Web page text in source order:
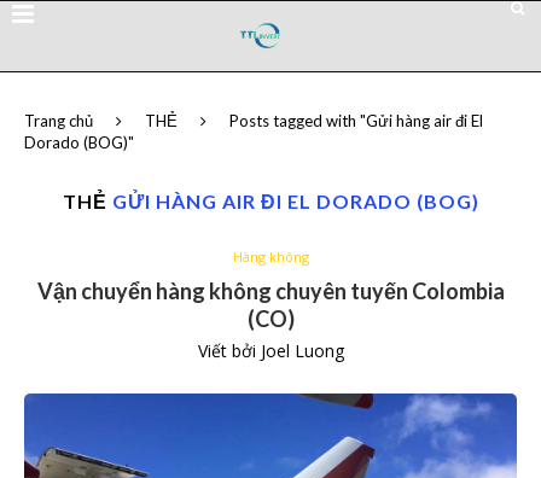
Trang chủ THẺ
Posts tagged with "Gửi hàng air đi El
Dorado (BOG)"
THẺ GỬI HÀNG AIR ĐI EL DORADO (BOG)
Hàng không
Vận chuyển hàng không chuyên tuyến Colombia
(CO)
Viết bởi Joel Luong